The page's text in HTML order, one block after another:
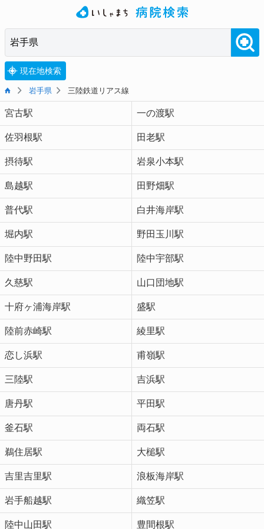
現在地検索
岩手県 三陸鉄道リアス線
宮古駅 一の渡駅
佐羽根駅 田老駅
摂待駅 岩泉小本駅
島越駅 田野畑駅
普代駅 白井海岸駅
堀内駅 野田玉川駅
陸中野田駅 陸中宇部駅
久慈駅 山口団地駅
十府ヶ浦海岸駅 盛駅
陸前赤崎駅 綾里駅
恋し浜駅 甫嶺駅
三陸駅 吉浜駅
唐丹駅 平田駅
釜石駅 両石駅
鵜住居駅 大槌駅
吉里吉里駅 浪板海岸駅
岩手船越駅 織笠駅
陸中山田駅 豊間根駅